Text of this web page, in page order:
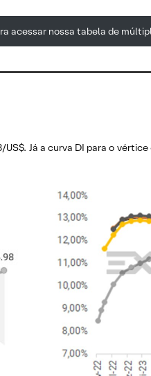
acessar nossa tabela de
Já a curva DI para o